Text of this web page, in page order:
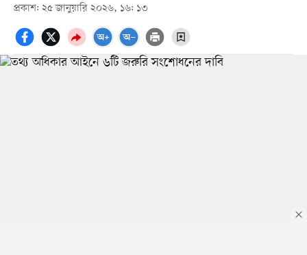
প্রকাশ: ২৫ জানুয়ারি ২০২৬, ১৬: ১৩